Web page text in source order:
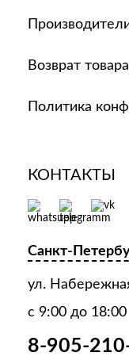
Возврат товара
Политика
КОНТАКТЫ
Санкт-
ул.
с 9:00 до 18:00
8-905-